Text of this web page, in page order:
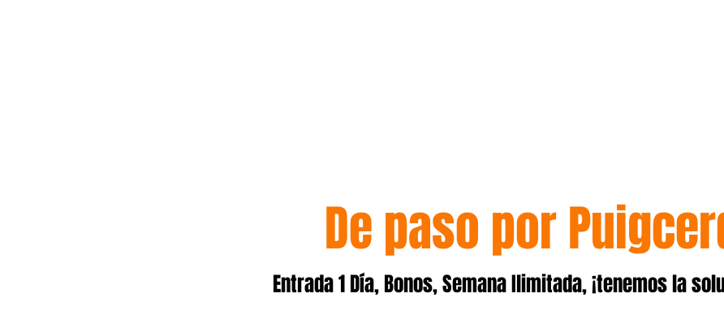
De paso por
Entrada 1 Día, Bonos, Semana Ilimitada, ¡tenemos la